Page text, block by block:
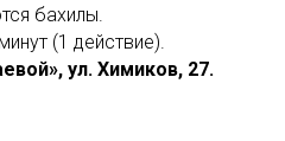
бахилы.
(1 действие).
ул. Химиков, 27.